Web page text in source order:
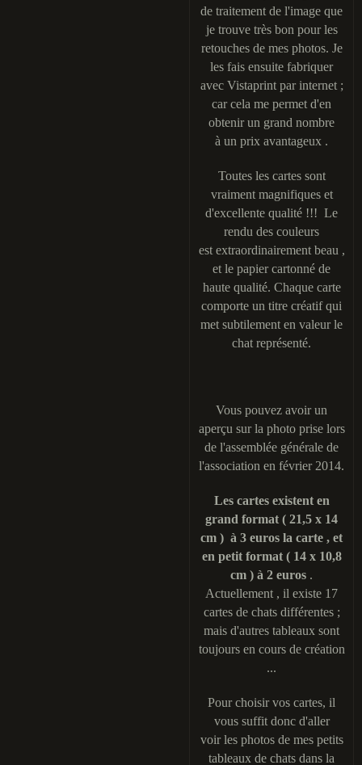
de traitement de l'image que
je trouve très bon pour les
retouches de mes photos. Je
les fais ensuite fabriquer
avec Vistaprint par internet ;
car cela me permet d'en
obtenir un grand nombre
à un prix avantageux .
Toutes les cartes sont
vraiment magnifiques et
d'excellente qualité !!! Le
rendu des couleurs
est extraordinairement beau ,
et le papier cartonné de
haute qualité. Chaque carte
comporte un titre créatif qui
met subtilement en valeur le
chat représenté.
Vous pouvez avoir un
aperçu sur la photo prise lors
de l'assemblée générale de
l'association en février 2014.
Les cartes existent en
grand format ( 21,5 x 14
cm ) à 3 euros la carte , et
en petit format ( 14 x 10,8
cm ) à 2 euros .
Actuellement , il existe 17
cartes de chats différentes ;
mais d'autres tableaux sont
toujours en cours de création
...
Pour choisir vos cartes, il
vous suffit donc d'aller
voir les photos de mes petits
tableaux de chats dans la